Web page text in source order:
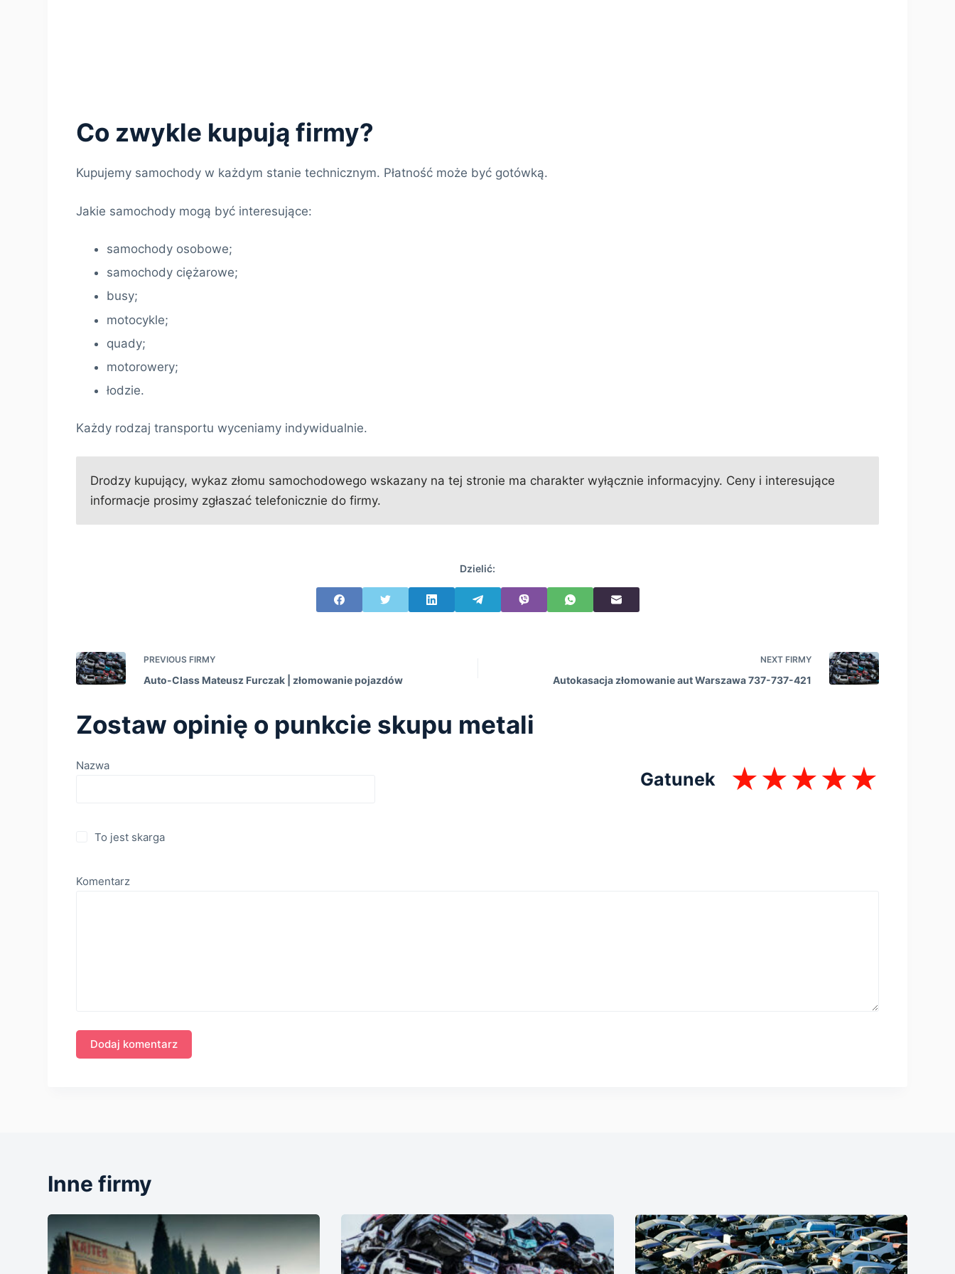
Co zwykle kupują firmy?
Kupujemy samochody w każdym stanie technicznym. Płatność może być gotówką.
Jakie samochody mogą być interesujące:
samochody osobowe;
samochody ciężarowe;
busy;
motocykle;
quady;
motorowery;
łodzie.
Każdy rodzaj transportu wyceniamy indywidualnie.
Drodzy kupujący, wykaz złomu samochodowego wskazany na tej stronie ma charakter wyłącznie informacyjny. Ceny i interesujące
informacje prosimy zgłaszać telefonicznie do firmy.
Dzielić:
PREVIOUS FIRMY
Auto-Class Mateusz Furczak | złomowanie pojazdów
NEXT FIRMY
Autokasacja złomowanie aut Warszawa 737-737-421
Zostaw opinię o punkcie skupu metali
Nazwa
Gatunek
To jest skarga
Komentarz
Inne firmy